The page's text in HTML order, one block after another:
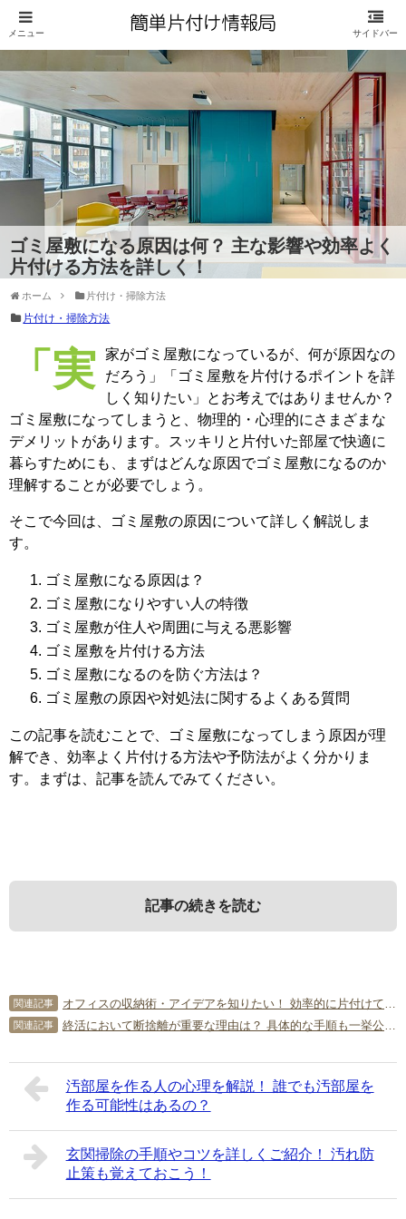
ゴミ屋敷になる原因は何？ 主な影響や効率よく
片付ける方法を詳しく！
ホーム 片付け・掃除方法
片付け・掃除方法
「実家がゴミ屋敷になっているが、何が原因なの
だろう」「ゴミ屋敷を片付けるポイントを詳
しく知りたい」とお考えではありませんか？
ゴミ屋敷になってしまうと、物理的・心理的にさまざまな
デメリットがあります。スッキリと片付いた部屋で快適に
暮らすためにも、まずはどんな原因でゴミ屋敷になるのか
理解することが必要でしょう。
そこで今回は、ゴミ屋敷の原因について詳しく解説しま
す。
ゴミ屋敷になる原因は？
ゴミ屋敷になりやすい人の特徴
ゴミ屋敷が住人や周囲に与える悪影響
ゴミ屋敷を片付ける方法
ゴミ屋敷になるのを防ぐ方法は？
ゴミ屋敷の原因や対処法に関するよくある質問
この記事を読むことで、ゴミ屋敷になってしまう原因が理
解でき、効率よく片付ける方法や予防法がよく分かりま
す。まずは、記事を読んでみてください。
記事の続きを読む
1．ゴミ屋敷になる原因は？
う。
ものが多過ぎる
ものが多過ぎると、高確率でゴミ屋敷になります。部屋の
広さや収納場所に対してものが多過ぎることで、整理整頓
3．ゴミ屋敷が住人や周囲に与える悪影
響
す。具体的にどんな悪影響があるか見ていきましょう。
3-1． 不衛生になり健康被害が出やすい
5．不用品回収業者に片付けを依頼する
方法
便利でおすすめです。
5-1．
ゴミ屋敷の片付けを不用品回収業者に依頼
するメリット
7．ゴミ屋敷の原因や対処法に関する
よくある質問
す。それぞれ参考にしてください。
Q．一度ゴミ屋敷になった家は再発しやすいと聞いたのです
が？
A．根本的な原因が解決できていない場合は、再発しやすく
関連記事 オフィスの収納術・アイデアを知りたい！ 効率的に片付けてキレイを維持しよう！
関連記事 終活において断捨離が重要な理由は？ 具体的な手順も一挙公開！
汚部屋を作る人の心理を解説！ 誰でも汚部屋を
作る可能性はあるの？
玄関掃除の手順やコツを詳しくご紹介！ 汚れ防
止策も覚えておこう！